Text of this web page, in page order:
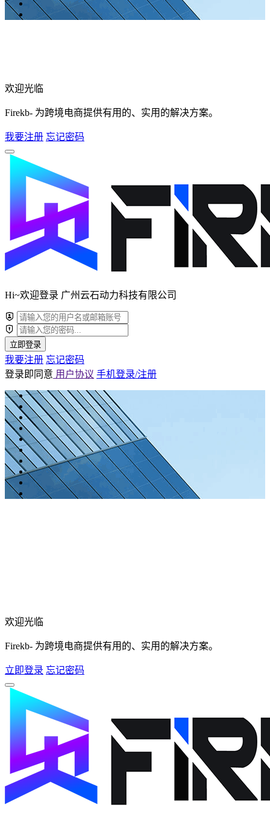
欢迎光临
Firekb- 为跨境电商提供有用的、实用的解决方案。
我要注册 忘记密码
Hi~欢迎登录 广州云石动力科技有限公司
立即登录
我要注册 忘记密码
登录即同意 用户协议 手机登录/注册
欢迎光临
Firekb- 为跨境电商提供有用的、实用的解决方案。
立即登录 忘记密码